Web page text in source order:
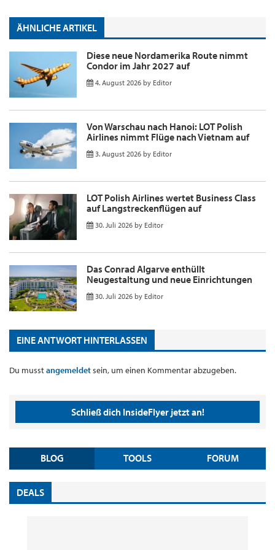
ÄHNLICHE ARTIKEL
Diese neue Nordamerika Route nimmt
Condor im Jahr 2027 auf
4. August 2026 by Editor
Von Warschau nach Hanoi: LOT Polish
Airlines nimmt Flüge nach Vietnam auf
3. August 2026 by Editor
LOT Polish Airlines wertet Business Class
auf Langstreckenflügen auf
30. Juli 2026 by Editor
Das Conrad Algarve enthüllt
Neugestaltung und neue Einrichtungen
30. Juli 2026 by Editor
EINE ANTWORT HINTERLASSEN
Du musstangemeldetsein, um einen Kommentar abzugeben.
Schließ dich InsideFlyer jetzt an!
BLOG TOOLS FORUM
DEALS